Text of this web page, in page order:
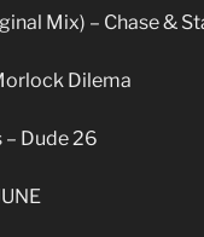
Mix) – Chase &
Dilema
– Dude 26